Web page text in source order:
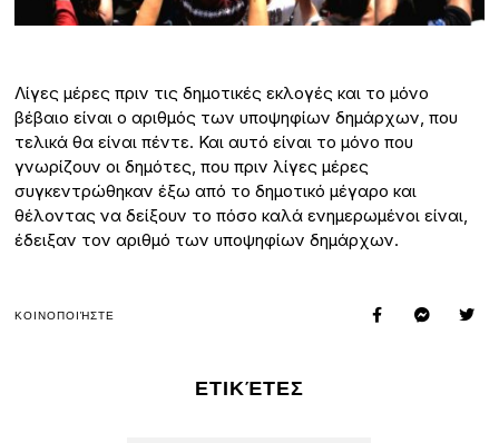
Λίγες μέρες πριν τις δημοτικές εκλογές και το μόνο
βέβαιο είναι ο αριθμός των υποψηφίων δημάρχων, που
τελικά θα είναι πέντε. Και αυτό είναι το μόνο που
γνωρίζουν οι δημότες, που πριν λίγες μέρες
συγκεντρώθηκαν έξω από το δημοτικό μέγαρο και
θέλοντας να δείξουν το πόσο καλά ενημερωμένοι είναι,
έδειξαν τον αριθμό των υποψηφίων δημάρχων.
ΚΟΙΝΟΠΟΙΉΣΤΕ
ΕΤΙΚΈΤΕΣ